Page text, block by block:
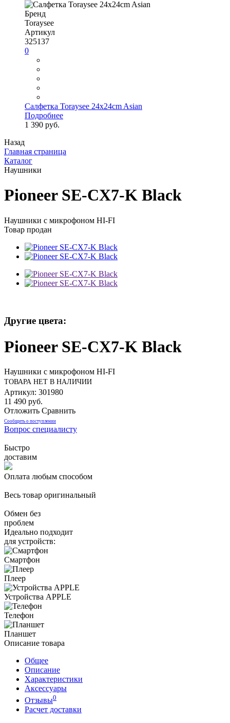
Бренд
Toraysee
Артикул
325137
0
Салфетка Toraysee 24x24cm Asian
Подробнее
1 390 руб.
Назад
Главная страница
Каталог
Наушники
Pioneer SE-CX7-K Black
Наушники с микрофоном HI-FI
Товар продан
Другие цвета:
Pioneer SE-CX7-K Black
Наушники с микрофоном HI-FI
ТОВАРА НЕТ В НАЛИЧИИ
Артикул: 301980
11 490 руб.
Отложить Сравнить
Сообщить о поступлении
Вопрос специалисту
Быстро
доставим
Оплата любым способом
Весь товар оригинальный
Обмен без
проблем
Идеально подходит
для устройств:
Смартфон
Плеер
Устройства APPLE
Телефон
Планшет
Описание товара
Общее
Описание
Характеристики
Аксессуары
Отзывы0
Расчет доставки